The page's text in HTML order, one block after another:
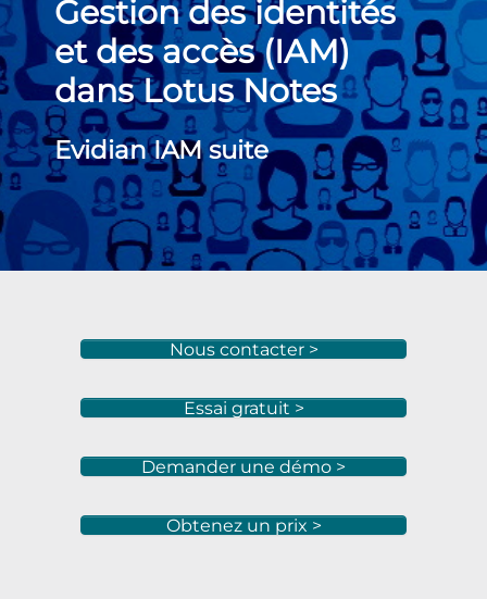
Gestion des identités
et des accès (IAM)
dans Lotus Notes
Evidian IAM suite
Nous contacter >
Essai gratuit >
Demander une démo >
Obtenez un prix >